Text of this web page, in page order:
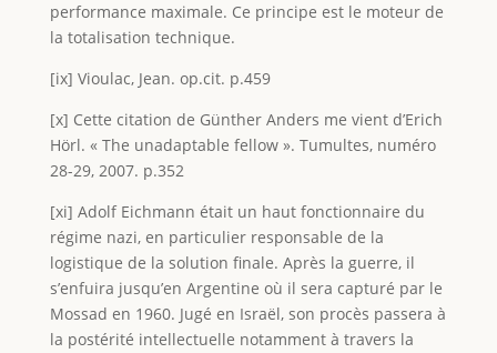
performance maximale. Ce principe est le moteur de
la totalisation technique.
[ix] Vioulac, Jean. op.cit. p.459
[x] Cette citation de Günther Anders me vient d’Erich
Hörl. « The unadaptable fellow ». Tumultes, numéro
28-29, 2007. p.352
[xi] Adolf Eichmann était un haut fonctionnaire du
régime nazi, en particulier responsable de la
logistique de la solution finale. Après la guerre, il
s’enfuira jusqu’en Argentine où il sera capturé par le
Mossad en 1960. Jugé en Israël, son procès passera à
la postérité intellectuelle notamment à travers la